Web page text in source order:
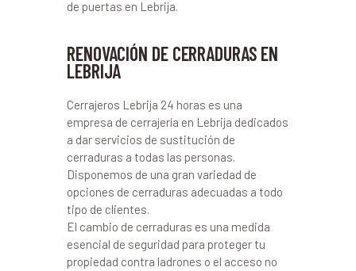
de puertas en Lebrija.
RENOVACIÓN DE CERRADURAS EN
LEBRIJA
Cerrajeros Lebrija 24 horas es una
empresa de cerrajería en Lebrija dedicados
a dar servicios de sustitución de
cerraduras a todas las personas.
Disponemos de una gran variedad de
opciones de cerraduras adecuadas a todo
tipo de clientes.
El cambio de cerraduras es una medida
esencial de seguridad para proteger tu
propiedad contra ladrones o el acceso no